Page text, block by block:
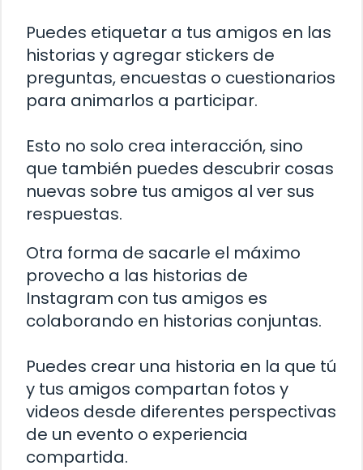
Puedes etiquetar a tus amigos en las
historias y agregar stickers de
preguntas, encuestas o cuestionarios
para animarlos a participar.
Esto no solo crea interacción, sino
que también puedes descubrir cosas
nuevas sobre tus amigos al ver sus
respuestas.
Otra forma de sacarle el máximo
provecho a las historias de
Instagram con tus amigos es
colaborando en historias conjuntas.
Puedes crear una historia en la que tú
y tus amigos compartan fotos y
videos desde diferentes perspectivas
de un evento o experiencia
compartida.